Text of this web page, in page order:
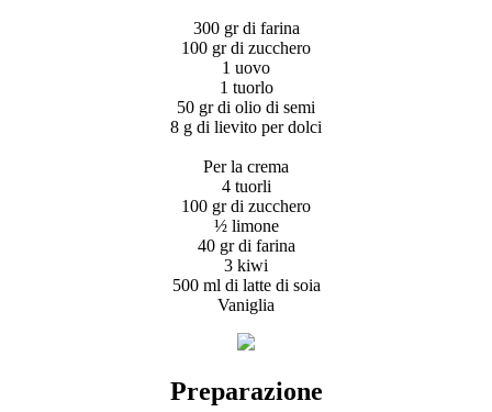
300 gr di farina
100 gr di zucchero
1 uovo
1 tuorlo
50 gr di olio di semi
8 g di lievito per dolci
Per la crema
4 tuorli
100 gr di zucchero
½ limone
40 gr di farina
3 kiwi
500 ml di latte di soia
Vaniglia
Preparazione